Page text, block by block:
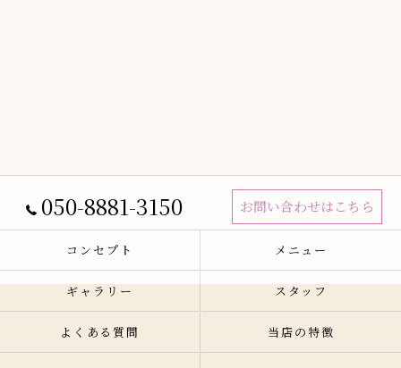
050-8881-3150 お問い合わせはこちら
コンセプト メニュー
ギャラリー スタッフ
よくある質問 当店の特徴